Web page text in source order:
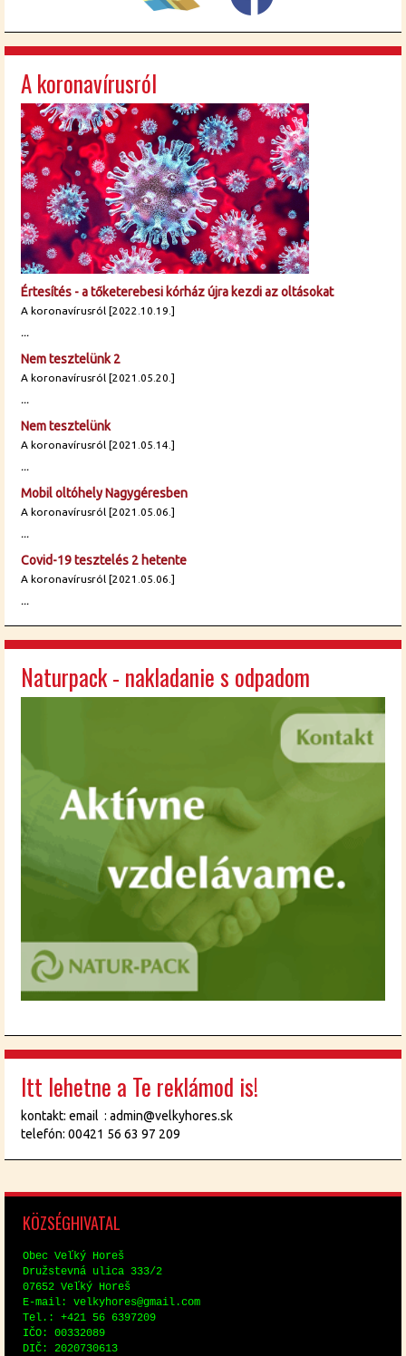
A koronavírusról
Értesítés - a tőketerebesi kórház újra kezdi az oltásokat
A koronavírusról [2022.10.19.]
...
Nem tesztelünk 2
A koronavírusról [2021.05.20.]
...
Nem tesztelünk
A koronavírusról [2021.05.14.]
...
Mobil oltóhely Nagygéresben
A koronavírusról [2021.05.06.]
...
Covid-19 tesztelés 2 hetente
A koronavírusról [2021.05.06.]
...
Naturpack - nakladanie s odpadom
Itt lehetne a Te reklámod is!
kontakt: email : admin@velkyhores.sk
telefón: 00421 56 63 97 209
KÖZ­SÉG­HI­VA­TAL
Obec Veľký Horeš
Družstev­ná uli­ca 333/2
07652 Veľký Horeš
E-mail: vel­ky­hores@​gmail.​com
Tel.: +421 56 6397209
IČO: 00332089
DIČ: 2020730613